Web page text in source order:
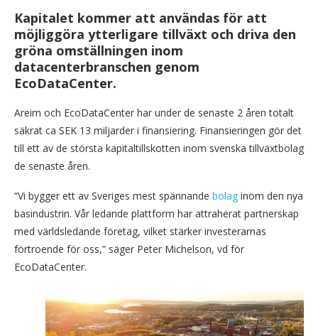
Kapitalet kommer att användas för att
möjliggöra ytterligare tillväxt och driva den
gröna omställningen inom
datacenterbranschen genom
EcoDataCenter.
Areim och EcoDataCenter har under de senaste 2 åren totalt
säkrat ca SEK 13 miljarder i finansiering. Finansieringen gör det
till ett av de största kapitaltillskotten inom svenska tillväxtbolag
de senaste åren.
“Vi bygger ett av Sveriges mest spännande bolag inom den nya
basindustrin. Vår ledande plattform har attraherat partnerskap
med världsledande företag, vilket stärker investerarnas
förtroende för oss,” säger Peter Michelson, vd för
EcoDataCenter.